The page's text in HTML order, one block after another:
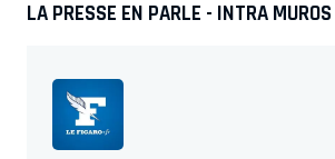
LA PRESSE EN PARLE - INTRA MUROS